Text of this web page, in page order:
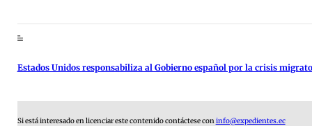
Estados Unidos responsabiliza al Gobierno español por la crisis
Si está interesado en licenciar este contenido contáctese coninfo@expedientes.ec